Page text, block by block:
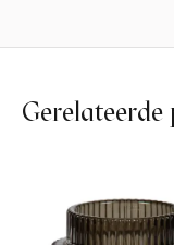
Gerelateerde